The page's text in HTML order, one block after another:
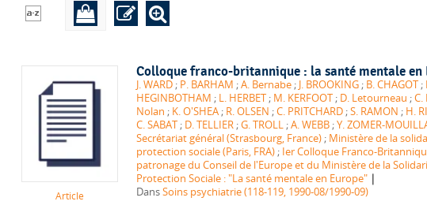
Article
Colloque franco-britannique : la santé mentale en
J. WARD ; P. BARHAM ;A. Bernabe ; J. BROOKING ; B. CHAGOT ;
HEGINBOTHAM ; L. HERBET ; M. KERFOOT ; D. Letourneau ;C.
Nolan ; K. O'SHEA ; R. OLSEN ;C. PRITCHARD ;S. RAMON ; H.
C. SABAT ; D. TELLIER ;G. TROLL ;A. WEBB ;Y. ZOMER-
Secrétariat général (Strasbourg, France) ; Ministère de la
protection sociale (Paris, FRA) ; Ier Colloque Franco-
patronage du Conseil de l'Europe et du Ministère de la
Protection Sociale : "La santé mentale en Europe" |
DansSoins psychiatrie (118-119, 1990-08/1990-09)